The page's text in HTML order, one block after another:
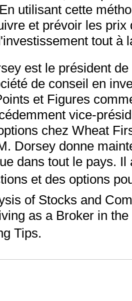
utilisant cette
et prévoir les
tout à
est le président
de conseil en
et Figures
vice-
chez Wheat
Dorsey donne
dans tout le pays.
et des options
of Stocks and
as a Broker in
Tips.